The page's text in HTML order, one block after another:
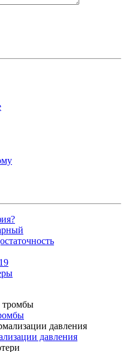
давления